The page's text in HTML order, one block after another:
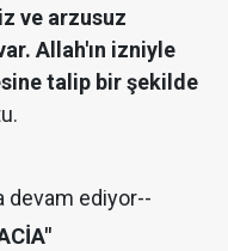
ve arzusuz
Allah'ın izniyle
talip bir şekilde
devam ediyor--